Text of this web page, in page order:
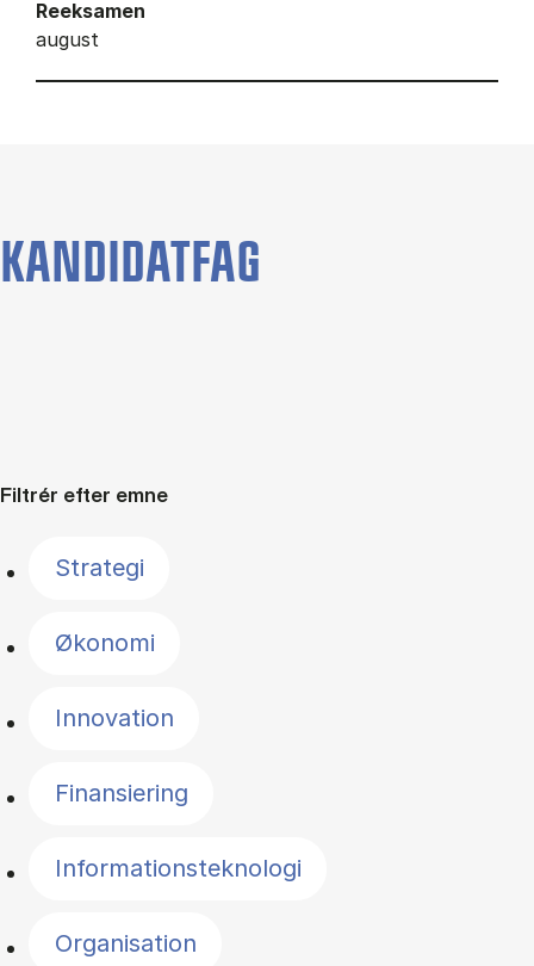
Reeksamen
august
KANDIDATFAG
Filtrér efter emne
Strategi
Økonomi
Innovation
Finansiering
Informationsteknologi
Organisation